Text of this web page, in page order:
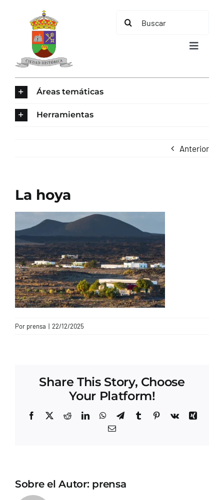
contenido
Buscar:
Toggle
CONTACTO
Áreas temáticas
Herramientas
Anterior
La hoya
Por prensa | 22/12/2025
Share This Story, Choose
Your Platform!
Facebook
X RedditLinkedInWhatsApp
TelegramTumblrPinterest
Vk
Xing
Correo
Sobre el Autor: prensa